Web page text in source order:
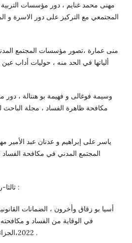
المجتمعي مع التركيز على دور الاسرة و
ثالثا-رسائل الماجستير و الدكتوراه :
في الوقاية من الفساد و
2022،الجزائر ، رسالة ماجستير منشورة .